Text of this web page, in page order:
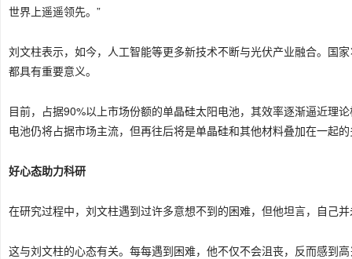
世界上遥遥领先。”
刘文柱表示，如今，人工智能等更多新技术不断与光伏产业融合。国
都具有重要意义。
目前，占据90%以上市场份额的单晶硅太阳电池，其效率逐渐逼近理
电池仍将占据市场主流，但再往后将是单晶硅和其他材料叠加在一起
好心态助力科研
在研究过程中，刘文柱遇到过许多意想不到的困难，但他坦言，自己并
这与刘文柱的心态有关。每每遇到困难，他不仅不会沮丧，反而感到